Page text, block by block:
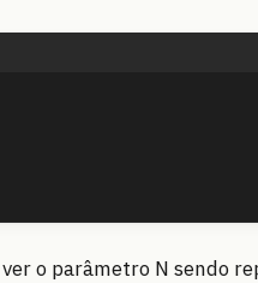
o parâmetro N sendo